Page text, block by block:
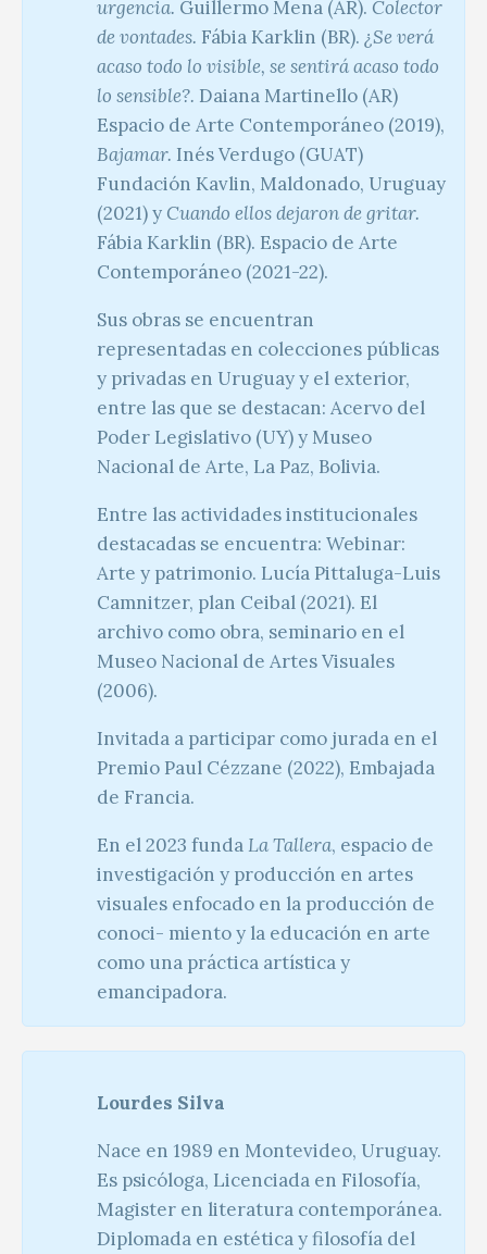
urgencia. Guillermo Mena (AR). Colector
de vontades. Fábia Karklin (BR). ¿Se verá
acaso todo lo visible, se sentirá acaso todo
lo sensible?. Daiana Martinello (AR)
Espacio de Arte Contemporáneo (2019),
Bajamar. Inés Verdugo (GUAT)
Fundación Kavlin, Maldonado, Uruguay
(2021) y Cuando ellos dejaron de gritar.
Fábia Karklin (BR). Espacio de Arte
Contemporáneo (2021-22).
Sus obras se encuentran
representadas en colecciones públicas
y privadas en Uruguay y el exterior,
entre las que se destacan: Acervo del
Poder Legislativo (UY) y Museo
Nacional de Arte, La Paz, Bolivia.
Entre las actividades institucionales
destacadas se encuentra: Webinar:
Arte y patrimonio. Lucía Pittaluga-Luis
Camnitzer, plan Ceibal (2021). El
archivo como obra, seminario en el
Museo Nacional de Artes Visuales
(2006).
Invitada a participar como jurada en el
Premio Paul Cézzane (2022), Embajada
de Francia.
En el 2023 fundaLa Tallera, espacio de
investigación y producción en artes
visuales enfocado en la producción de
conoci- miento y la educación en arte
como una práctica artística y
emancipadora.
Lourdes Silva
Nace en 1989 en Montevideo, Uruguay.
Es psicóloga, Licenciada en Filosofía,
Magister en literatura contemporánea.
Diplomada en estética y filosofía del